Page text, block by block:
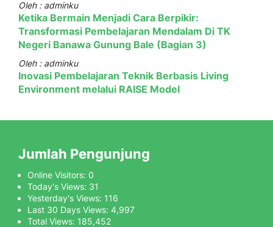
Oleh : adminku
Ketika Bermain Menjadi Cara Berpikir:
Transformasi Pembelajaran Mendalam Di TK
Negeri Banawa Gunung Bale (Bagian 3)
Oleh : adminku
Inovasi Pembelajaran Teknik Berbasis Living
Environment melalui RAISE Model
Jumlah Pengunjung
Online Visitors: 0
Today's Views: 31
Yesterday's Views: 116
Last 30 Days Views: 4,997
Total Views: 185,452